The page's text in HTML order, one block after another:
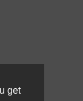
get